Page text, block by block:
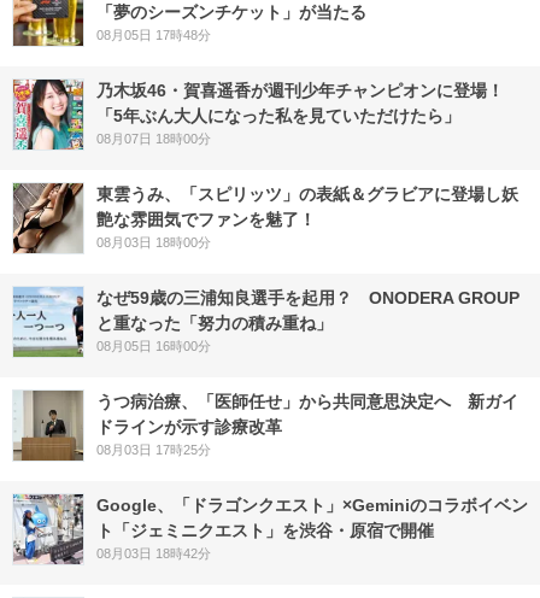
「夢のシーズンチケット」が当たる
08月05日 17時48分
乃木坂46・賀喜遥香が週刊少年チャンピオンに登場！
「5年ぶん大人になった私を見ていただけたら」
08月07日 18時00分
東雲うみ、「スピリッツ」の表紙＆グラビアに登場し妖
艶な雰囲気でファンを魅了！
08月03日 18時00分
なぜ59歳の三浦知良選手を起用？ ONODERA GROUP
と重なった「努力の積み重ね」
08月05日 16時00分
うつ病治療、「医師任せ」から共同意思決定へ 新ガイ
ドラインが示す診療改革
08月03日 17時25分
Google、「ドラゴンクエスト」×Geminiのコラボイベン
ト「ジェミニクエスト」を渋谷・原宿で開催
08月03日 18時42分